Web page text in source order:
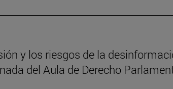
y los riesgos de la
del Aula de Derecho